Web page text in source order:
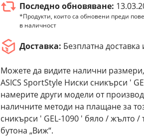
Последно обновяване:
*Продукти, които са обновени преди
в наличност
Доставка: Безплатна
Можете да видите налични
ASICS SportStyle Ниски сникърси '
намерите други модели от
наличните методи на плащане за
сникърси ' GEL-1090 ' бяло / жълто
бутона „Виж“.